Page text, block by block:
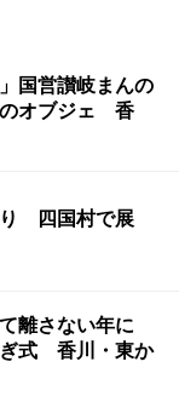
国営讃岐まんの
のオブジェ 香
り 四国村で展
離さない年に
ぎ式 香川・東か